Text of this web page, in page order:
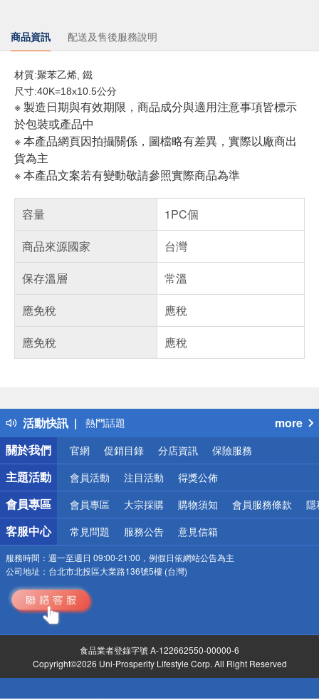
商品資訊 配送及售後服務說明
材質:聚苯乙烯, 鐵
尺寸:40K=18x10.5公分
※ 製造日期與有效期限，商品成分與適用注意事項皆標示
於包裝或產品中
※ 本產品網頁因拍攝關係，圖檔略有差異，實際以廠商出
貨為主
※ 本產品文案若有變動敬請參照實際商品為準
容量
1PC個
商品來源國家
台灣
保存溫層
常溫
應免稅
應稅
應免稅
應稅
活動快訊
得獎公告
熱門話題
銀行優惠
偏遠地區配送
詐騙網頁！請小心！
more
關於我們
官網 促銷目錄 分店資訊 保險服務
主題活動 會員活動 注目活動 得獎公佈
會員專區 會員專區 大宗採購 購物須知 會員服務條款 隱
客服中心 常見問題 服務公告 意見信箱
服務時間： 週一至週日 09:00-21:00，例假日依網站公告為主
公司地址： 台北市北投區大業路136號5樓 (台灣)
食品業者登錄字號 A-122662550-00000-6
Copyright©2026 Uni-Prosperity Lifestyle Corp. All Right Reserved